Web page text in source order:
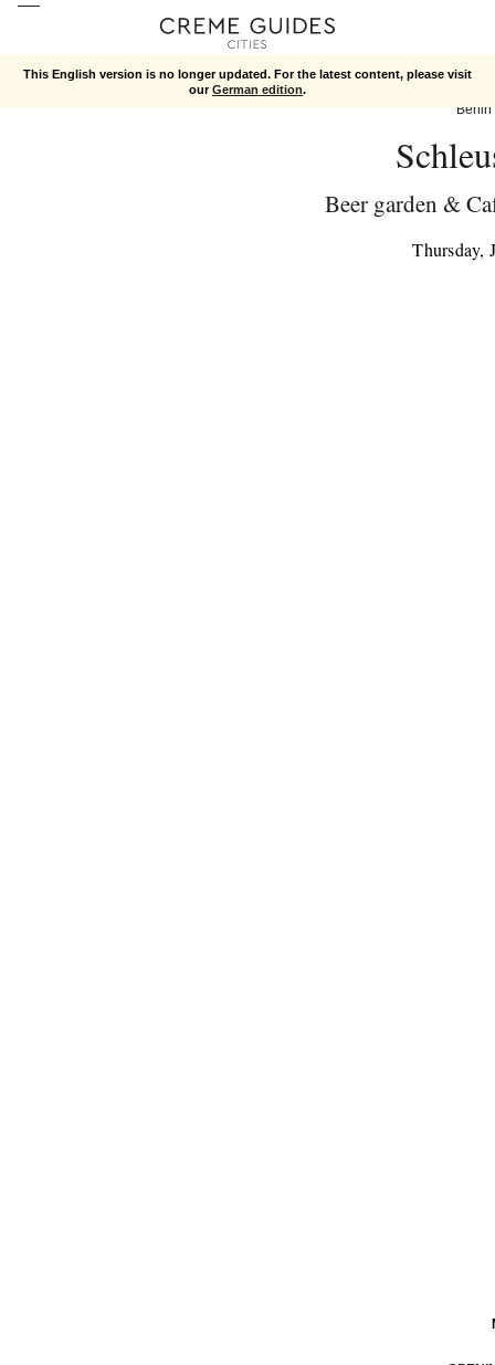
This English version is no longer updated. For the latest content, please visit
ourGerman edition.
Berlin
Beer garden &
Thursday,